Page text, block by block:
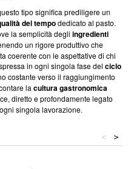
tipo significa prediligere un
del tempodedicato al pasto.
la semplicità degli ingredienti
un rigore produttivo che
coerente con le aspettative di chi
in ogni singola fase del ciclo
costante verso il raggiungimento
la cultura gastronomica
diretto e profondamente legato
singola lavorazione.
>
<